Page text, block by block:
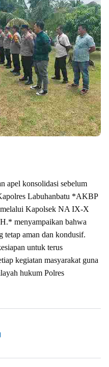
apel konsolidasi sebelum
Labuhanbatu *AKBP
Kapolsek NA IX-X
menyampaikan bahwa
tetap aman dan kondusif.
untuk terus
kegiatan masyarakat guna
hukum Polres